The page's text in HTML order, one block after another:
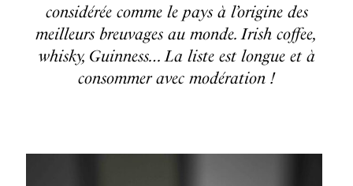
considérée comme le pays à l’origine des
meilleurs breuvages au monde. Irish coffee,
whisky, Guinness… La liste est longue et à
consommer avec modération !